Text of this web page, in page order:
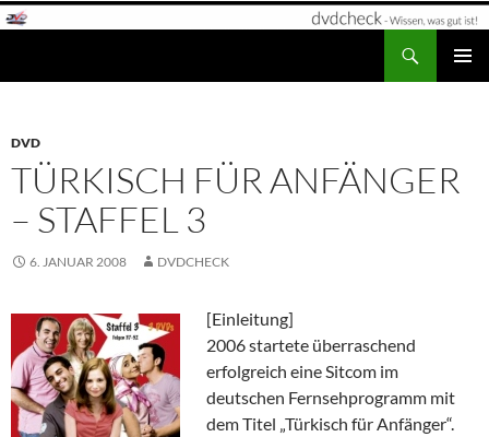
Zum
DVD
TÜRKISCH FÜR ANFÄNGER
– STAFFEL 3
6. JANUAR 2008 DVDCHECK
[Einleitung]
2006 startete überraschend
erfolgreich eine Sitcom im
deutschen Fernsehprogramm mit
dem Titel „Türkisch für Anfänger“.